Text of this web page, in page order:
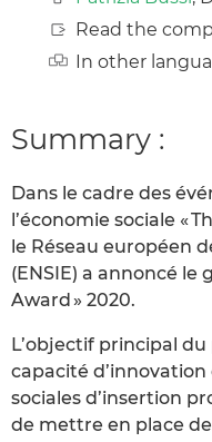
Read the
In other
Summary :
Dans le cadre des
l’économie sociale «
le Réseau européen
(ENSIE) a annoncé le
Award » 2020.
L’objectif principal
capacité
sociales d’insertion
de mettre en place